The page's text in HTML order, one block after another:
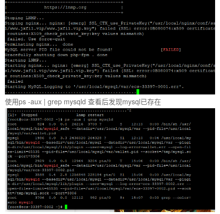
使用ps -aux | grep mysqld 查看后发现mysql已存在